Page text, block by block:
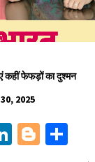
कहीं फेफड़ों का दुश्मन
2025
Li
n
Bl
o